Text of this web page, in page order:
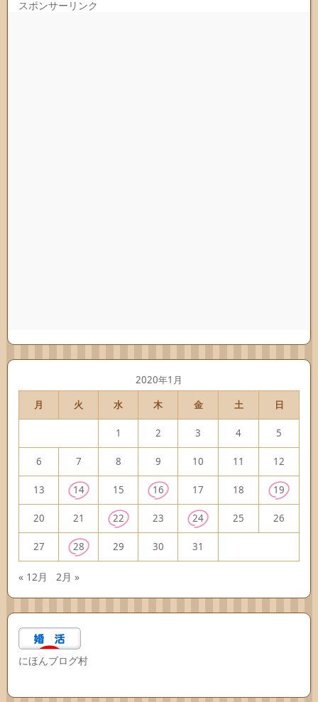
スポンサーリンク
2020年1月
月
火 水 木 金 土 日
1 2 3 4 5
6 7 8 9 10 11 12
13 14 15 16 17 18 19
20 21 22 23 24 25 26
27 28 29 30 31
« 12月 2月 »
にほんブログ村